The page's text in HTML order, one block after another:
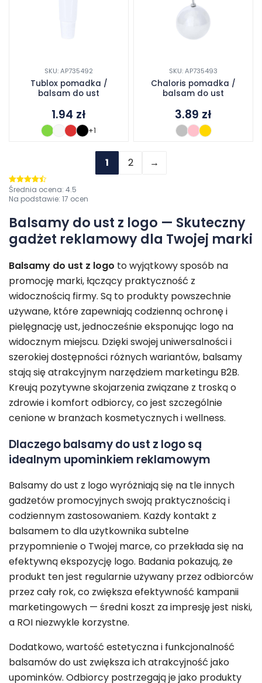
SKU: AP735492
Tublox pomadka /
balsam do ust
1.94 zł
+1
SKU: AP735493
Chaloris pomadka /
balsam do ust
3.89 zł
1 2 →
Oceniono
4.5na 5
Średnia ocena: 4.5
Na podstawie: 17 ocen
Balsamy do ust z logo — Skuteczny
gadżet reklamowy dla Twojej marki
Balsamy do ust z logo to wyjątkowy sposób na
promocję marki, łączący praktyczność z
widocznością firmy. Są to produkty powszechnie
używane, które zapewniają codzienną ochronę i
pielęgnację ust, jednocześnie eksponując logo na
widocznym miejscu. Dzięki swojej uniwersalności i
szerokiej dostępności różnych wariantów, balsamy
stają się atrakcyjnym narzędziem marketingu B2B.
Kreują pozytywne skojarzenia związane z troską o
zdrowie i komfort odbiorcy, co jest szczególnie
cenione w branżach kosmetycznych i wellness.
Dlaczego balsamy do ust z logo są
idealnym upominkiem reklamowym
Balsamy do ust z logo wyróżniają się na tle innych
gadżetów promocyjnych swoją praktycznością i
codziennym zastosowaniem. Każdy kontakt z
balsamem to dla użytkownika subtelne
przypomnienie o Twojej marce, co przekłada się na
efektywną ekspozycję logo. Badania pokazują, że
produkt ten jest regularnie używany przez odbiorców
przez cały rok, co zwiększa efektywność kampanii
marketingowych — średni koszt za impresję jest niski,
a ROI niezwykle korzystne.
Dodatkowo, wartość estetyczna i funkcjonalność
balsamów do ust zwiększa ich atrakcyjność jako
upominków. Odbiorcy postrzegają je jako produkty